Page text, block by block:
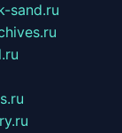
sand.ru